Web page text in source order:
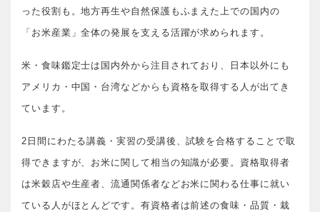
った役割も。地方再生や自然保護もふまえた上での国内の
「お米産業」全体の発展を支える活躍が求められます。
米・食味鑑定士は国内外から注目されており、日本以外にも
アメリカ・中国・台湾などからも資格を取得する人が出てき
ています。
2日間にわたる講義・実習の受講後、試験を合格することで取
得できますが、お米に関して相当の知識が必要。資格取得者
は米穀店や生産者、流通関係者などお米に関わる仕事に就い
ている人がほとんどです。有資格者は前述の食味・品質・栽